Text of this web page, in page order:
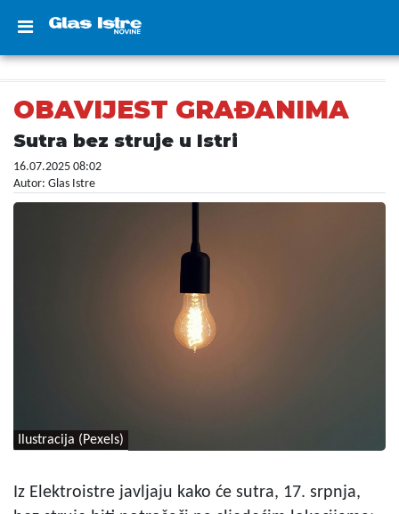
OBAVIJEST GRAĐANIMA
Sutra bez struje u Istri
16.07.2025 08:02
Autor: Glas Istre
Ilustracija (Pexels)
Iz Elektroistre javljaju kako će sutra, 17. srpnja,